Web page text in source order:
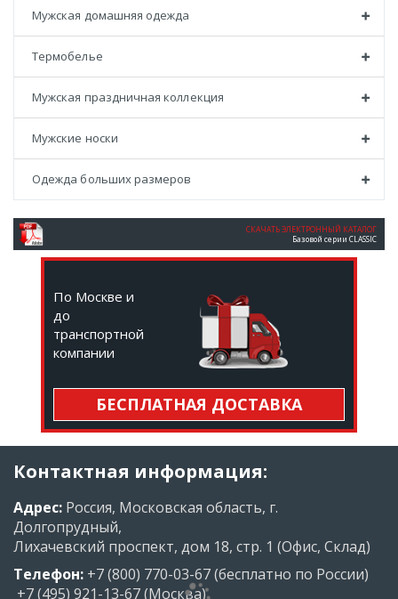
Мужская домашняя одежда
Термобелье
Мужская праздничная коллекция
Мужские носки
Одежда больших размеров
СКАЧАТЬ ЭЛЕКТРОННЫЙ КАТАЛОГ
Базовой серии CLASSIC
По Москве и
до
транспортной
компании
БЕСПЛАТНАЯ ДОСТАВКА
Контактная информация:
Адрес: Россия, Московская область, г.
Долгопрудный,
Лихачевский проспект, дом 18, стр. 1 (Офис, Склад)
Телефон: +7 (800) 770-03-67(бесплатно по России)
+7 (495) 921-13-67(Москва)